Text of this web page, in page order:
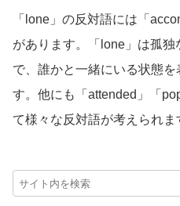
「lone」の反対語には「
があります。「lone」は孤
で、誰かと一緒にいる状態
す。他にも「attended」「
て様々な反対語が考えられま